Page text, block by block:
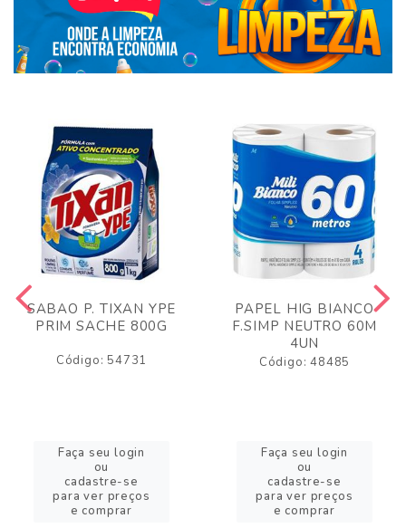
SABAO P. TIXAN YPE
PRIM SACHE 800G
Código: 54731
Faça seu login
ou
cadastre-se
para ver preços
e comprar
PAPEL HIG BIANCO
F.SIMP NEUTRO 60M
4UN
Código: 48485
Faça seu login
ou
cadastre-se
para ver preços
e comprar